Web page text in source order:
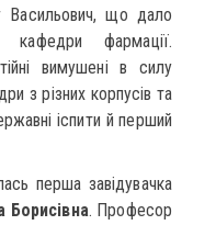
Васильович, що дало
кафедри фармації.
вимушені в силу
з різних корпусів та
іспити й перший
перша завідувачка
Борисівна. Професор